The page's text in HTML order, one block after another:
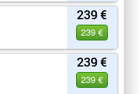
239 €
239 €
239 €
239 €